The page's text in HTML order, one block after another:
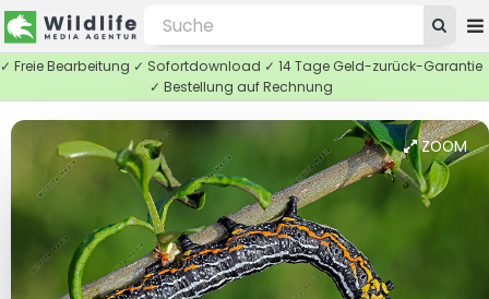
✓ Freie Bearbeitung ✓ Sofortdownload ✓ 14 Tage Geld-zurück-Garantie
✓ Bestellung auf Rechnung
ZOOM